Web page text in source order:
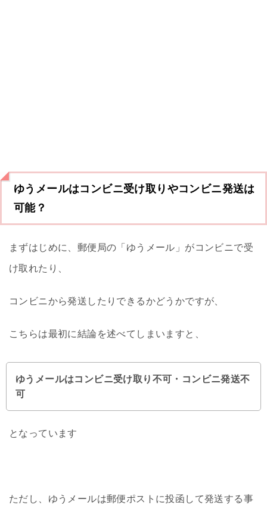
ゆうメールはコンビニ受け取りやコンビニ発送は
可能？
まずはじめに、郵便局の「ゆうメール」がコンビニで受
け取れたり、
コンビニから発送したりできるかどうかですが、
こちらは最初に結論を述べてしまいますと、
ゆうメールはコンビニ受け取り不可・コンビニ発送不
可
となっています
ただし、ゆうメールは郵便ポストに投函して発送する事